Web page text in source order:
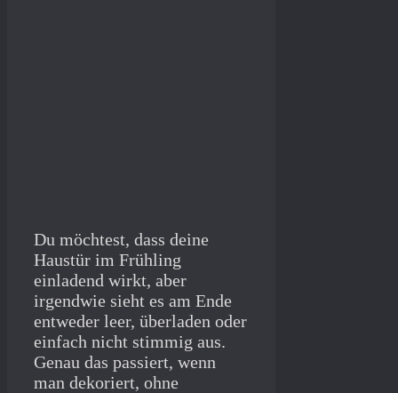
Du möchtest, dass deine
Haustür im Frühling
einladend wirkt, aber
irgendwie sieht es am Ende
entweder leer, überladen oder
einfach nicht stimmig aus.
Genau das passiert, wenn
man dekoriert, ohne